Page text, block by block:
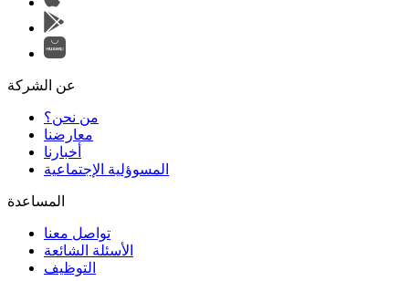
عن الشركة
من نحن؟
المسوؤلية الإجتماعية
تواصل معنا
الأسئلة الشائعة
التوظيف